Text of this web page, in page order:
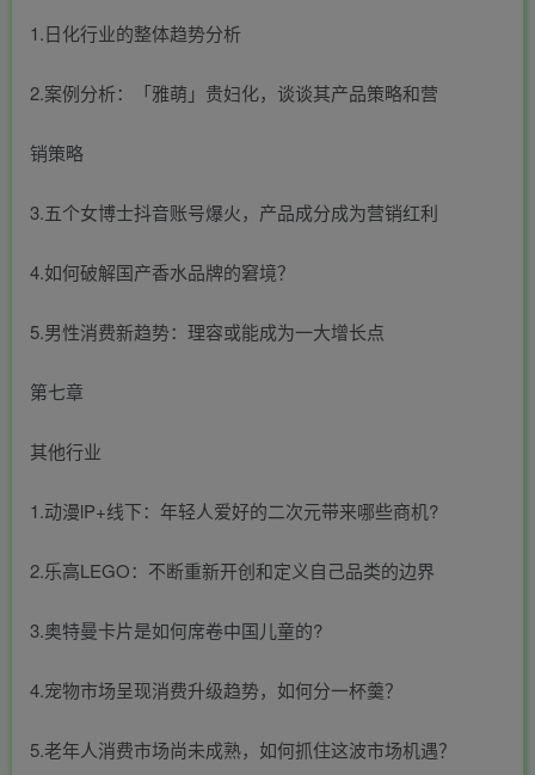
1.日化行业的整体趋势分析
2.案例分析：「雅萌」贵妇化，谈谈其产品策略和营
销策略
3.五个女博士抖音账号爆火，产品成分成为营销红利
4.如何破解国产香水品牌的窘境？
5.男性消费新趋势：理容或能成为一大增长点
第七章
其他行业
1.动漫lP+线下：年轻人爱好的二次元带来哪些商机?
2.乐高LEGO：不断重新开创和定义自己品类的边界
3.奥特曼卡片是如何席卷中国儿童的?
4.宠物市场呈现消费升级趋势，如何分一杯羹？
5.老年人消费市场尚未成熟，如何抓住这波市场机遇？